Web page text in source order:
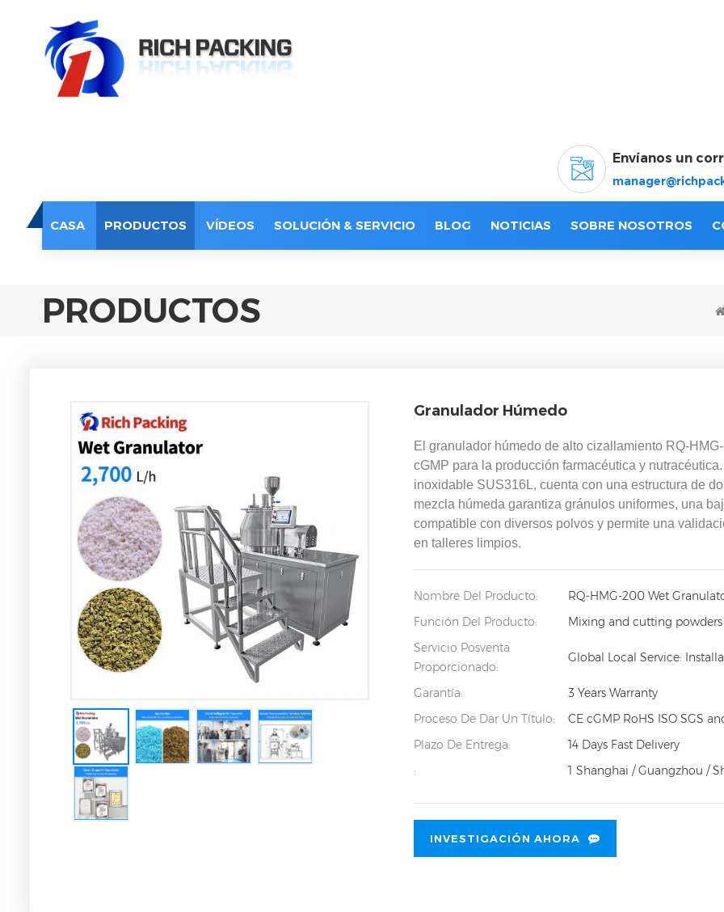
Envíanos un
CASA PRODUCTOS VÍDEOS SOLUCIÓN & SERVICIO BLOG NOTICIAS SOBRE NOSOTROS
PRODUCTOS
Granulador Húmedo
El granulador húmedo de alto cizallamiento RQ-
cGMP para la producción farmacéutica y
inoxidable SUS316L, cuenta con una estructura de
mezcla húmeda garantiza gránulos uniformes, una
compatible con diversos polvos y permite una
en talleres limpios.
Nombre Del Producto:
RQ-HMG-200 Wet
Función Del Producto:
Mixing and cutting
Servicio Posventa
Proporcionado:
Global Local Service:
Garantía:
3 Years Warranty
Proceso De Dar Un Título:
CE cGMP RoHS ISO SGS
Plazo De Entrega:
14 Days Fast Delivery
:
1 Shanghai / Guangzhou /
INVESTIGACIÓN AHORA